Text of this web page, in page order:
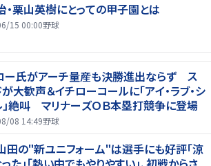
・栗山英樹にとっての甲子園とは
15 00:00野球
ー氏がアーチ量産も決勝進出ならず ス
大歓声＆イチローコールに「アイ・ラブ・シ
」絶叫 マリナーズＯＢ本塁打競争に登場
08 14:49野球
田の"新ユニフォーム"は選手にも好評「涼